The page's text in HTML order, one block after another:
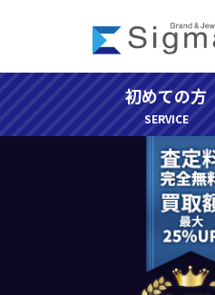
ン
ス
ー
ン
初めての方
SERVICE